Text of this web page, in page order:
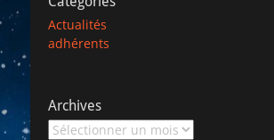
Actualités
adhérents
Archives
Archives